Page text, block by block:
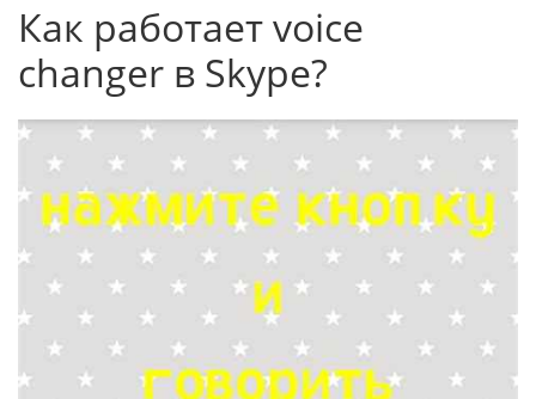
Как работает voice
changer в Skype?